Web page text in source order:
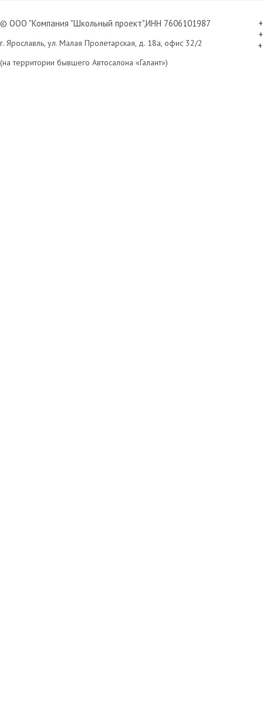
© ООО "Компания "Школьный проект",ИНН 7606101987
г. Ярославль, ул. Малая Пролетарская, д. 18а, офис 32/2
(на территории бывшего Автосалона «Галант»)